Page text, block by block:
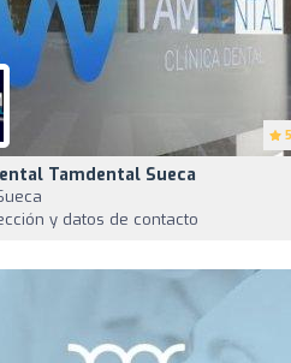
5
Tamdental Sueca
y datos de contacto